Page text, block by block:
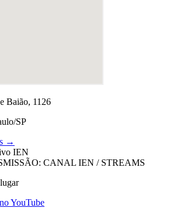
Baião, 1126
SP
→
CANAL IEN / STREAMS
YouTube